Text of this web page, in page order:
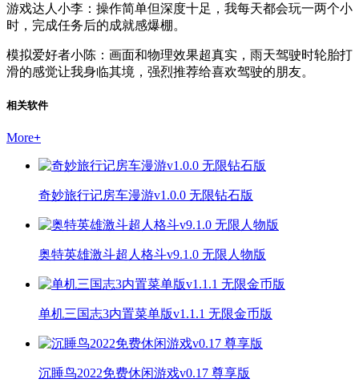
游戏达人小李：操作简单但深度十足，我每天都会玩一两个小
时，完成任务后的成就感爆棚。
模拟爱好者小陈：画面和物理效果超真实，雨天驾驶时轮胎打
滑的感觉让我身临其境，强烈推荐给喜欢驾驶的朋友。
相关软件
More+
奇妙旅行记房车漫游v1.0.0 无限钻石版
奥特英雄激斗超人格斗v9.1.0 无限人物版
单机三国志3内置菜单版v1.1.1 无限金币版
沉睡鸟2022免费休闲游戏v0.17 尊享版